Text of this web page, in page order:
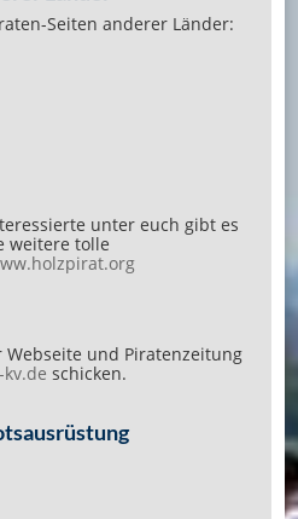
Seiten anderer Länder:
unter euch gibt es
weitere tolle
und Piratenzeitung
schicken.